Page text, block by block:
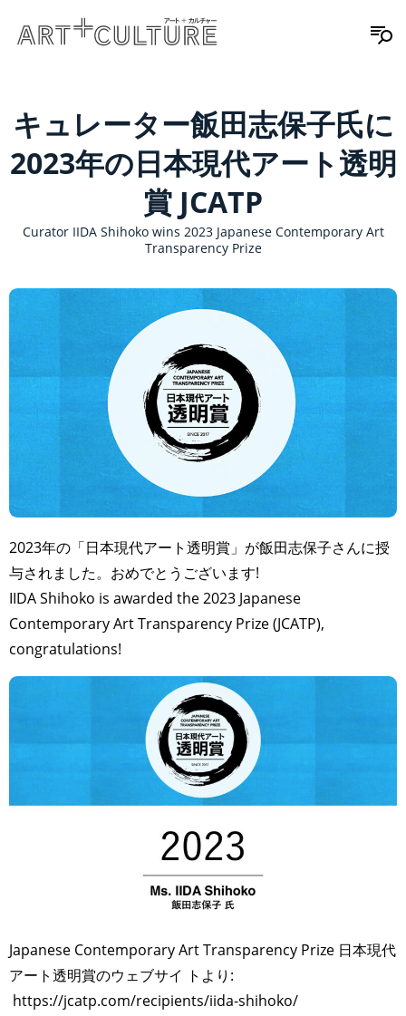
キュレーター飯田志保子氏に
2023年の日本現代アート透明
賞 JCATP
Curator IIDA Shihoko wins 2023 Japanese Contemporary Art
Transparency Prize
2023年の「日本現代アート透明賞」が飯田志保子さんに授
与されました。おめでとうございます!
IIDA Shihoko is awarded the 2023 Japanese
Contemporary Art Transparency Prize (JCATP),
congratulations!
Japanese Contemporary Art Transparency Prize 日本現代
アート透明賞のウェブサイ トより:
https://jcatp.com/recipients/iida-shihoko/